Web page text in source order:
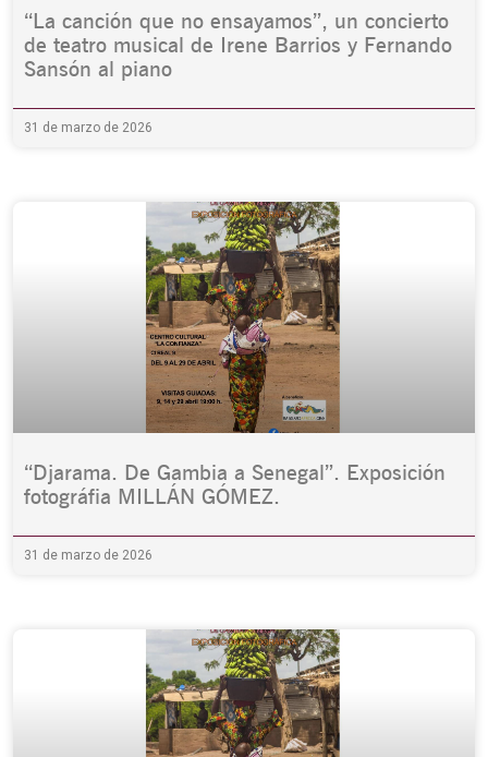
“La canción que no ensayamos”, un concierto
de teatro musical de Irene Barrios y Fernando
Sansón al piano
31 de marzo de 2026
“Djarama. De Gambia a Senegal”. Exposición
fotográfia MILLÁN GÓMEZ.
31 de marzo de 2026